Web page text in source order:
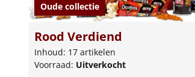
Oude collectie
Rood Verdiend
Inhoud: 17 artikelen
Voorraad: Uitverkocht